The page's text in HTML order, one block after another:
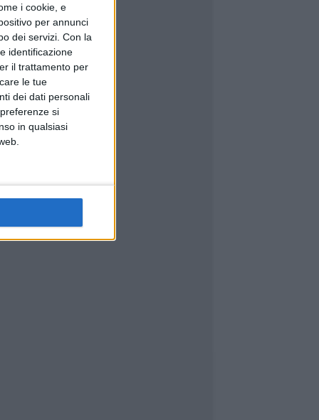
i cookie, e
per annunci
dei servizi. Con la
identificazione
il trattamento per
le tue
dei dati personali
si
in qualsiasi